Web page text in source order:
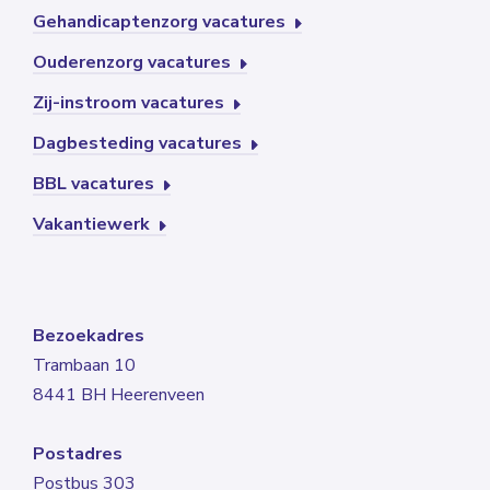
Gehandicaptenzorg vacatures
Ouderenzorg vacatures
Zij-instroom vacatures
Dagbesteding vacatures
BBL vacatures
Vakantiewerk
Bezoekadres
Trambaan 10
8441 BH Heerenveen
Postadres
Postbus 303